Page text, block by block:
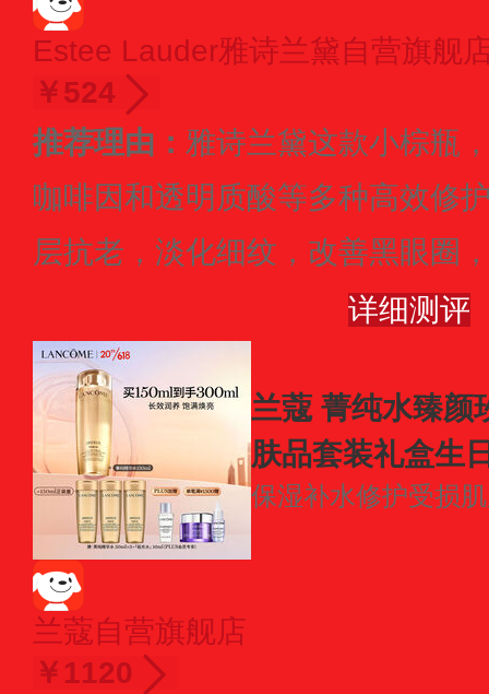
Estee Lauder雅诗兰黛自营旗舰
￥524
推荐理由： 雅诗兰黛这款小棕瓶
咖啡因和透明质酸等多种高效修
层抗老，淡化细纹，改善黑眼圈
详细测评
兰蔻 菁纯水臻颜
肤品套装礼盒生
保湿补水修护受损
兰蔻自营旗舰店
￥1120